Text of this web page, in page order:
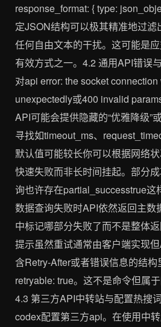
response_format: { type:
定JSON结构可以极其精准地过
任何自由文本的干扰。这可能是
有效方式之一。4.2 通用API错误
对api error: the socket
unexpectedly或400 invalid
API可能会提供隐藏的“优雅降级”
寻找如timeout_ms、
默认值可能较长你可以根据网络
快速失败而非长时间挂起。部分
询也许存在partial_successtrue这
数据查询失败时API依然返回主数
中标记哪部分失败了而不是整体
提示虽然重试通常由客户端实现
含Retry-After或者错误信息的结
retryable: true。这不是命令但属于
4.3 第三方API中转站与配置热搜
codex配置第三方api。在使用中